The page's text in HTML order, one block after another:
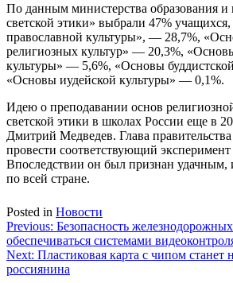
По данным министерства образования
светской этики» выбрали 47%
православной культуры», — 28,7%,
религиозных культур» — 20,3%,
культуры» — 5,6%, «Основы
«Основы иудейской культуры» — 0,1%.
Идею о преподавании основ
светской этики в школах России еще в
Дмитрий Медведев. Глава
провести соответствующий эксперимент
Впоследствии он был признан удачным,
по всей стране.
Posted in Новости
Навигация
по
записям
Previous: Безопасность
обеспечиваться системами
Next: Пластиковая карта с чипом
россиянина